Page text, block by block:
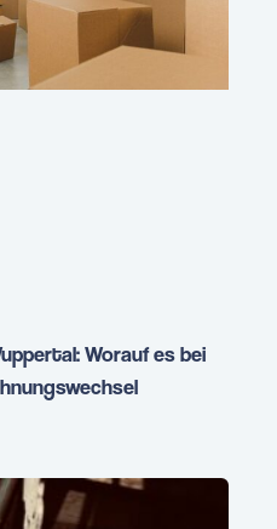
Worauf es bei